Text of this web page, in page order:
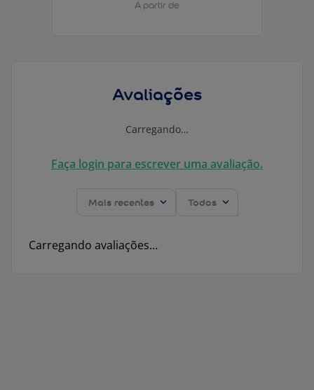
A partir de
Avaliações
Carregando…
Faça login para escrever uma avaliação.
Mais recentes Todos
Carregando avaliações…